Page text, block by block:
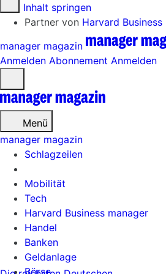
Zum Inhalt springen
Partner von Harvard Business
manager magazin
Anmelden Abonnement Anmelden
öffnen
Menü
Schlagzeilen
Mobilität
Tech
Harvard Business manager
Handel
Banken
Geldanlage
Börse
manager magazin